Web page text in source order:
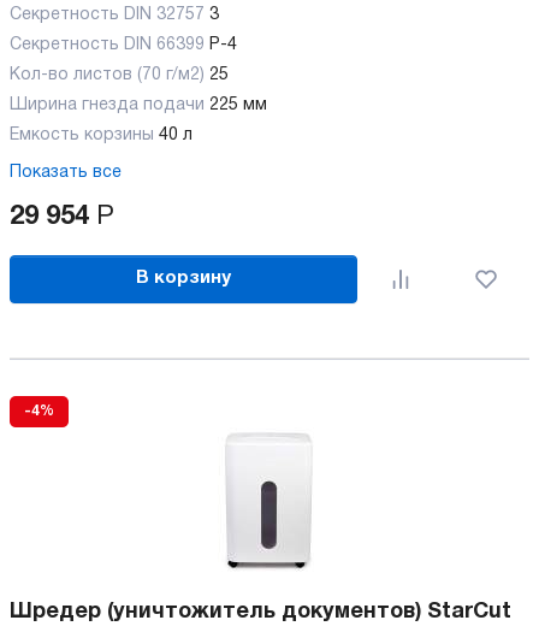
Секретность DIN 32757 3
Секретность DIN 66399 P-4
Кол-во листов (70 г/м2) 25
Ширина гнезда подачи 225 мм
Емкость корзины 40 л
Показать все
29 954 Р
В корзину
-4%
Шредер (уничтожитель документов) StarCut